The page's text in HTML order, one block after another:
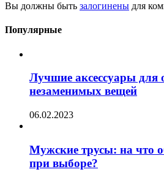
Вы должны быть залогинены для
Популярные
Лучшие аксессуары для
незаменимых вещей
06.02.2023
Мужские трусы: на что
при выборе?